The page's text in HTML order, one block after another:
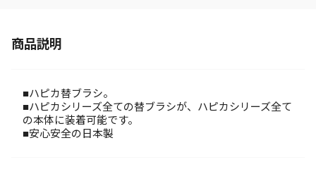
商品説明
■ハピカ替ブラシ。
■ハピカシリーズ全ての替ブラシが、ハピカシリーズ全て
の本体に装着可能です。
■安心安全の日本製